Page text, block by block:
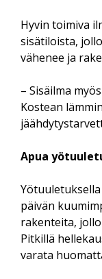
Hyvin toimiva
sisätiloista,
vähenee ja
– Sisäilma
Kostean
Apua
päivän
rakenteita,
Pitkillä
varata